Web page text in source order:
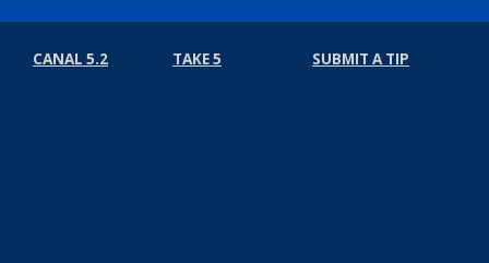
CANAL 5.2 TAKE 5 SUBMIT A TIP